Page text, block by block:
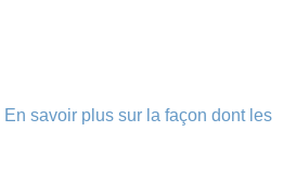
En savoir plus sur la façon dont les